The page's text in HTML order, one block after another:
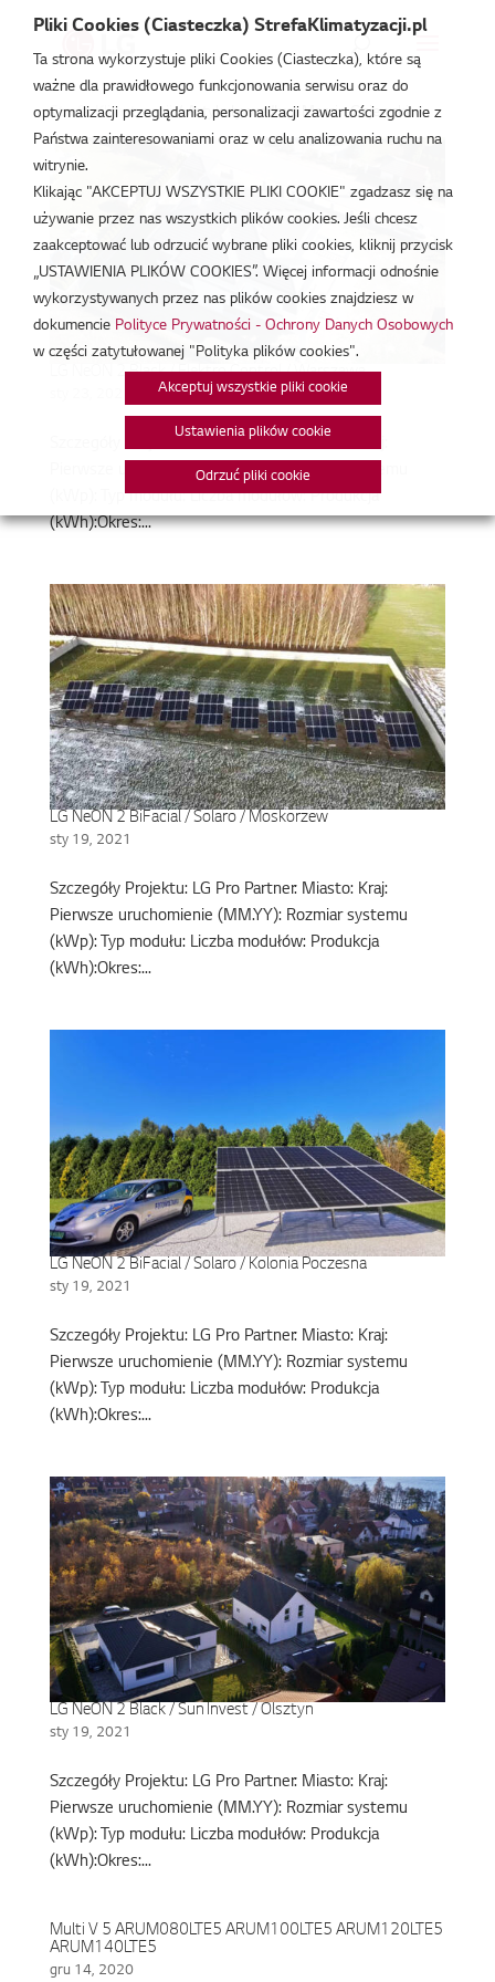
Strefa Klimatyzacji/Artykuły według: Marcin Gajewski
LG NeON 2 Black / Elektro Control / Warszawa
Szczegóły Projektu: LG Pro Partner: Miasto: Kraj:
Pierwsze uruchomienie (MM.YY): Rozmiar systemu
(kWp): Typ modułu: Liczba modułów: Produkcja
(kWh):Okres:...
LG NeON 2 BiFacial / Solaro / Moskorzew
sty 19, 2021
Szczegóły Projektu: LG Pro Partner: Miasto: Kraj:
Pierwsze uruchomienie (MM.YY): Rozmiar systemu
(kWp): Typ modułu: Liczba modułów: Produkcja
(kWh):Okres:...
LG NeON 2 BiFacial / Solaro / Kolonia Poczesna
sty 19, 2021
Szczegóły Projektu: LG Pro Partner: Miasto: Kraj:
Pierwsze uruchomienie (MM.YY): Rozmiar systemu
(kWp): Typ modułu: Liczba modułów: Produkcja
(kWh):Okres:...
LG NeON 2 Black / Sun Invest / Olsztyn
sty 19, 2021
Szczegóły Projektu: LG Pro Partner: Miasto: Kraj:
Pierwsze uruchomienie (MM.YY): Rozmiar systemu
(kWp): Typ modułu: Liczba modułów: Produkcja
(kWh):Okres:...
Multi V 5 ARUM080LTE5 ARUM100LTE5 ARUM120LTE5
ARUM140LTE5
gru 14, 2020
Pliki Cookies (Ciasteczka) StrefaKlimatyzacji.pl
Ta strona wykorzystuje pliki Cookies (Ciasteczka), które są
ważne dla prawidłowego funkcjonowania serwisu oraz do
optymalizacji przeglądania, personalizacji zawartości zgodnie z
Państwa zainteresowaniami oraz w celu analizowania ruchu na
witrynie.
Klikając "AKCEPTUJ WSZYSTKIE PLIKI COOKIE" zgadzasz się na
używanie przez nas wszystkich plików cookies. Jeśli chcesz
zaakceptować lub odrzucić wybrane pliki cookies, kliknij przycisk
„USTAWIENIA PLIKÓW COOKIES”. Więcej informacji odnośnie
wykorzystywanych przez nas plików cookies znajdziesz w
dokumencie Polityce Prywatności - Ochrony Danych Osobowych
w części zatytułowanej "Polityka plików cookies".
Akceptuj wszystkie pliki cookie
Ustawienia plików cookie
Odrzuć pliki cookie